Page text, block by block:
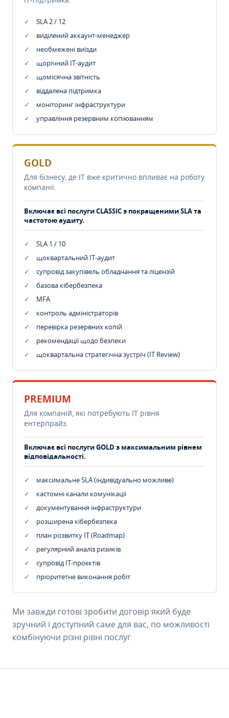
SLA 2 / 12
виділений аккаунт-менеджер
необмежені виїзди
щорічний IT-аудит
щомісячна звітність
віддалена підтримка
моніторинг інфраструктури
управління резервним копіюванням
GOLD
Для бізнесу, де IT вже критично впливає на роботу
компанії.
Включає всі послуги CLASSIC з покращеними SLA та
частотою аудиту.
SLA 1 / 10
щоквартальний IT-аудит
супровід закупівель обладнання та ліцензій
базова кібербезпека
MFA
контроль адміністраторів
перевірка резервних копій
рекомендації щодо безпеки
щоквартальна стратегічна зустріч (IT Review)
PREMIUM
Для компаній, які потребують ІТ рівня
ентерпрайз.
Включає всі послуги GOLD з максимальним рівнем
відповідальності.
максимальне SLA (індивідуально можливе)
кастомні канали комунікації
документування інфраструктури
розширена кібербезпека
план розвитку IT (Roadmap)
регулярний аналіз ризиків
супровід ІТ-проєктів
пріоритетне виконання робіт
Ми завжди готові зробити договір який буде
зручний і доступний саме для вас, по можливості
комбінуючи різні рівні послуг